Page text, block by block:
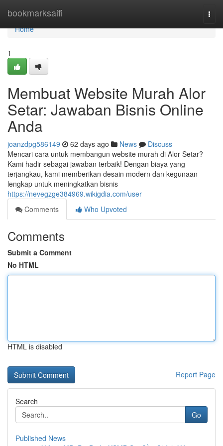
bookmarksaifi
Home
Home
1
Membuat Website Murah Alor
Setar: Jawaban Bisnis Online
Anda
joanzdpg586149 62 days ago News
Discuss
Mencari cara untuk membangun website murah di Alor Setar?
Kami hadir sebagai jawaban terbaik! Dengan biaya yang
terjangkau, kami memberikan desain modern dan kegunaan
lengkap untuk meningkatkan bisnis
https://nevegzge384969.wikigdia.com/user
Comments
Who Upvoted
Comments
Submit a Comment
No HTML
HTML is disabled
Report Page
Search
Go
Published News